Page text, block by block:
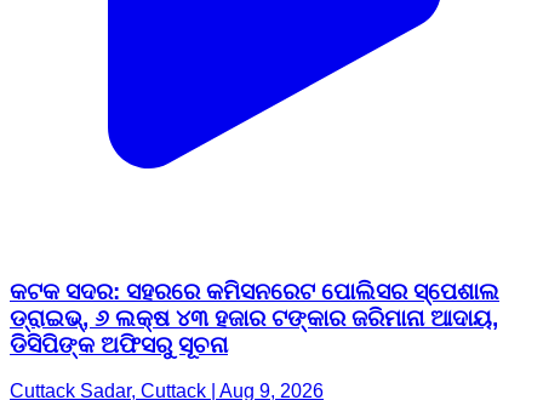
କଟକ ସଦର: ସହରରେ କମିସନରେଟ ପୋଲିସର ସ୍ପେଶାଲ
ଡ୍ରାଇଭ୍, ୬ ଲକ୍ଷ ୪୩ ହଜାର ଟଙ୍କାର ଜରିମାନା ଆଦାୟ,
ଡିସିପିଙ୍କ ଅଫିସରୁ ସୂଚନା
Cuttack Sadar, Cuttack | Aug 9, 2026